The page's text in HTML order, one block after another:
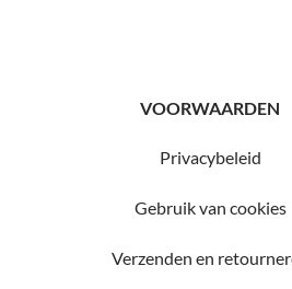
VOORWAARDEN
Privacybeleid
Gebruik van cookies
Verzenden en